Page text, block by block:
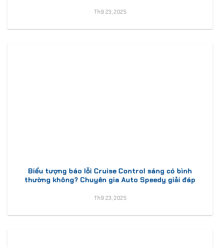
Th9 23, 2025
Biểu tượng báo lỗi Cruise Control sáng có bình
thường không? Chuyên gia Auto Speedy giải đáp
Th9 23, 2025